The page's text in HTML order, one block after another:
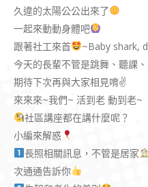
久違的太陽公公出來了
一起來動動身體吧
跟著社工來首
~Baby shark,
今天的長輩不管是跳舞、聽課
期待下次再與大家相見唷✌️
來來來~我們~ 活到老 動到老~
社區講座都在講什麼呢？
小編來解惑
長照相關訊息，不管是居家
次通通告訴你